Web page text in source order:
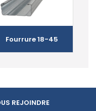
Fourrure 18-45
REJOINDRE